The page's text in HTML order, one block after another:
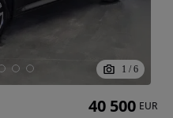
1 / 6
40 500 EUR